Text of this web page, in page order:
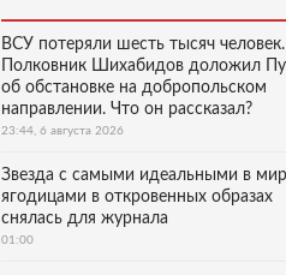
ВСУ потеряли шесть тысяч человек.
Полковник Шихабидов доложил
об обстановке на добропольском
направлении. Что он рассказал?
23:44, 6 августа 2026
Звезда с самыми идеальными в
ягодицами в откровенных образах
снялась для журнала
01:00